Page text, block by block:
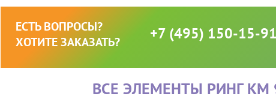
ЕСТЬ ВОПРОСЫ?
ХОТИТЕ ЗАКАЗАТЬ?
+7 (495) 150-15-91
ВСЕ ЭЛЕМЕНТЫ РИНГ КМ